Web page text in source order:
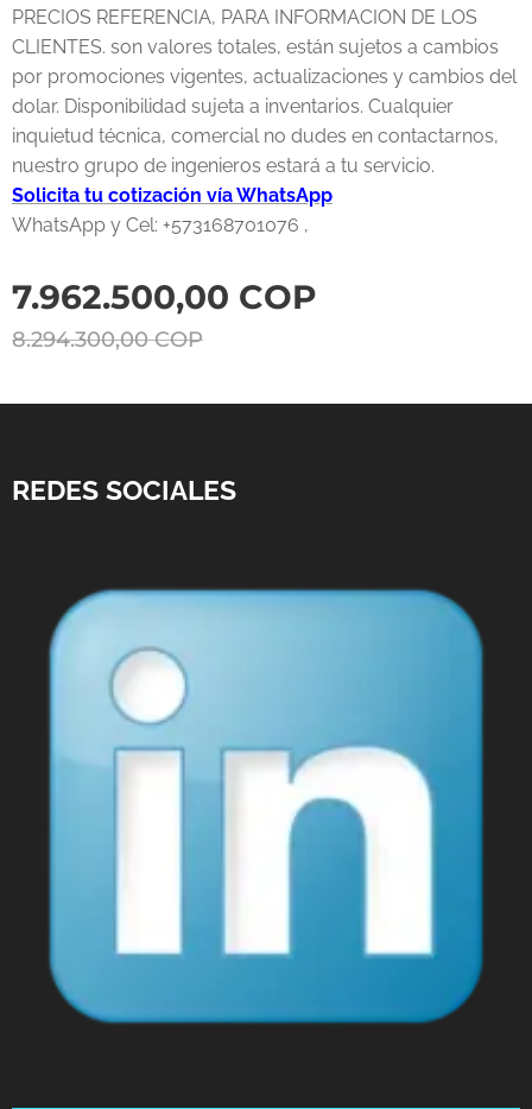
PRECIOS REFERENCIA, PARA INFORMACION DE LOS
CLIENTES. son valores totales, están sujetos a cambios
por promociones vigentes, actualizaciones y cambios del
dolar. Disponibilidad sujeta a inventarios. Cualquier
inquietud técnica, comercial no dudes en contactarnos,
nuestro grupo de ingenieros estará a tu servicio.
Solicita tu cotización vía WhatsApp
WhatsApp y Cel: +573168701076 ,
7.962.500,00 COP
8.294.300,00COP
REDES SOCIALES